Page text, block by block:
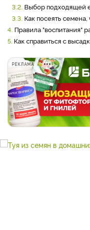
3.2. Выбор подходящей
3.3. Как посеять
4. Правила "воспитания"
5. Как справиться с
РЕКЛАМА